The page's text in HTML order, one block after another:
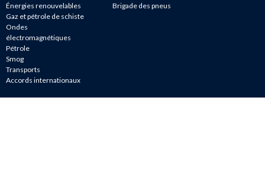
Énergies renouvelables
Gaz et pétrole de schiste
Ondes
électromagnétiques
Pétrole
Smog
Transports
Accords internationaux
Brigade des pneus